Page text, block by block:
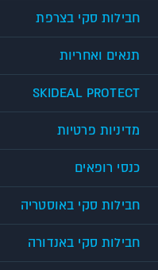
חבילות סקי בצרפת
תנאים ואחריות
SKIDEAL PROTECT
מדיניות פרטיות
כנסי רופאים
חבילות סקי באוסטריה
חבילות סקי באנדורה